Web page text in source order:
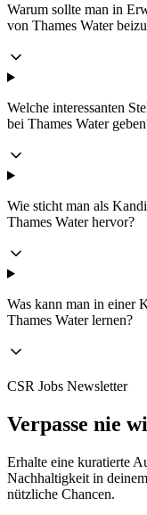
Warum sollte man in
von Thames Water
Welche interessanten
bei Thames Water
Wie sticht man als
Thames Water hervor?
Was kann man in einer
Thames Water lernen?
CSR Jobs Newsletter
Verpasse nie
Erhalte eine kuratierte
Nachhaltigkeit in
nützliche Chancen.